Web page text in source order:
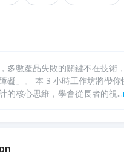
多數產品失敗的關鍵不在技術
礙」。 本 3 小時工作坊將帶你
的核心思維，學會從長者的視
兼具易用性、商業價值與品牌差
...